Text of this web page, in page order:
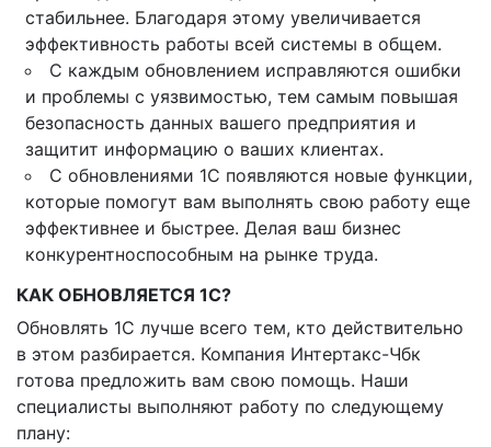
стабильнее. Благодаря этому увеличивается
эффективность работы всей системы в общем.
С каждым обновлением исправляются ошибки
и проблемы с уязвимостью, тем самым повышая
безопасность данных вашего предприятия и
защитит информацию о ваших клиентах.
С обновлениями 1С появляются новые функции,
которые помогут вам выполнять свою работу еще
эффективнее и быстрее. Делая ваш бизнес
конкурентноспособным на рынке труда.
КАК ОБНОВЛЯЕТСЯ 1С?
Обновлять 1С лучше всего тем, кто действительно
в этом разбирается. Компания Интертакс-Чбк
готова предложить вам свою помощь. Наши
специалисты выполняют работу по следующему
плану: